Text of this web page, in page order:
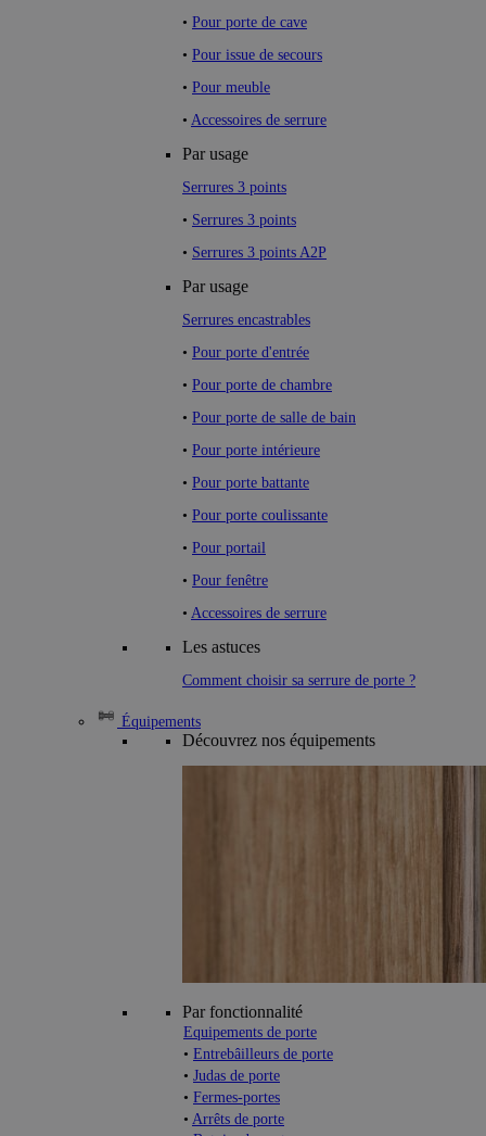
• Pour porte de cave
• Pour issue de secours
• Pour meuble
• Accessoires de serrure
Par usage
Serrures 3 points
• Serrures 3 points
• Serrures 3 points A2P
Par usage
Serrures encastrables
• Pour porte d'entrée
• Pour porte de chambre
• Pour porte de salle de bain
• Pour porte intérieure
• Pour porte battante
• Pour porte coulissante
• Pour portail
• Pour fenêtre
• Accessoires de serrure
Les astuces
Comment choisir sa serrure de porte ?
Équipements
Découvrez nos équipements
Par fonctionnalité
Equipements de porte
• Entrebâilleurs de porte
• Judas de porte
• Fermes-portes
• Arrêts de porte